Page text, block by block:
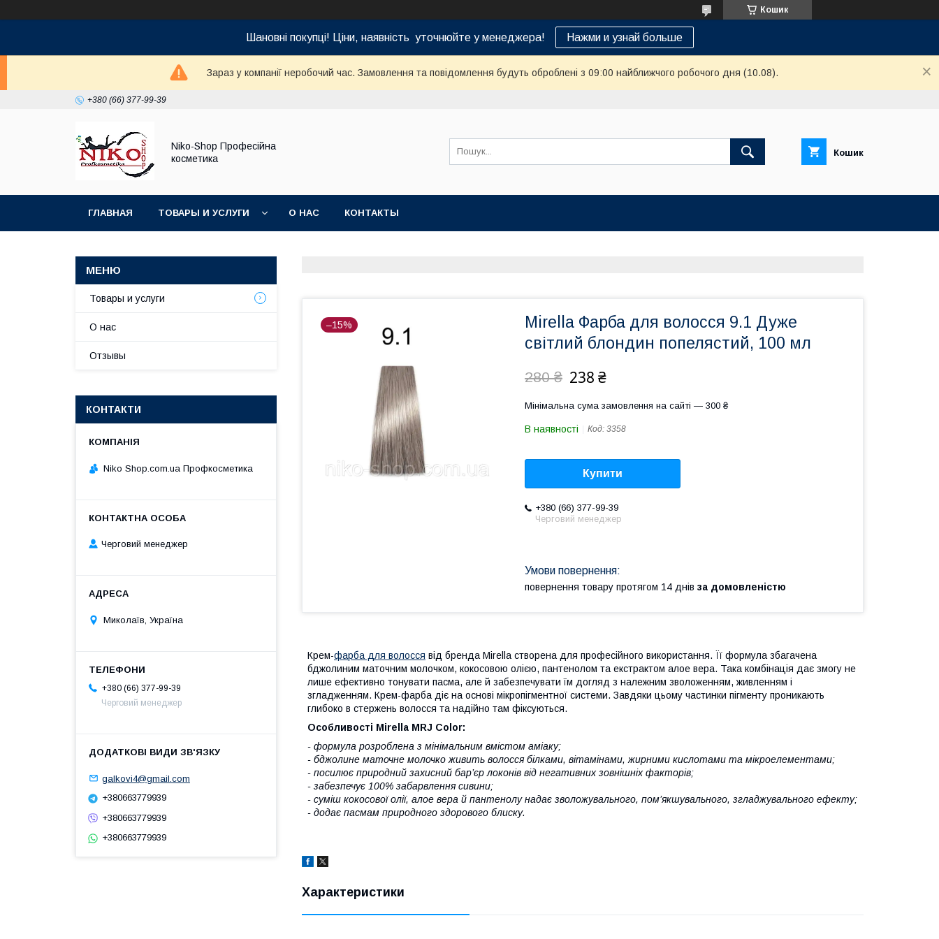
Кошик
Шановні покупці! Ціни, наявність уточнюйте у менеджера! Нажми и узнай больше
Зараз у компанії неробочий час. Замовлення та повідомлення будуть оброблені з 09:00 найближчого робочого дня (10.08).
+380 (66) 377-99-39
Niko-Shop Професійна
косметика
Кошик
ГЛАВНАЯ ТОВАРЫ И УСЛУГИ О НАС КОНТАКТЫ
–15%
Mirella Фарба для волосся 9.1 Дуже
світлий блондин попелястий, 100 мл
280 ₴ 238 ₴
Мінімальна сума замовлення на сайті — 300 ₴
В наявності Код: 3358
Купити
+380 (66) 377-99-39
Черговий менеджер
повернення товару протягом 14 днів за домовленістю
Крем-фарба для волосся від бренда Mirella створена для професійного використання. Її формула збагачена
бджолиним маточним молочком, кокосовою олією, пантенолом та екстрактом алое вера. Така комбінація дає змогу не
лише ефективно тонувати пасма, але й забезпечувати їм догляд з належним зволоженням, живленням і
згладженням. Крем-фарба діє на основі мікропігментної системи. Завдяки цьому частинки пігменту проникають
глибоко в стержень волосся та надійно там фіксуються.
Особливості Mirella MRJ Color:
- формула розроблена з мінімальним вмістом аміаку;
- бджолине маточне молочко живить волосся білками, вітамінами, жирними кислотами та мікроелементами;
- посилює природний захисний бар’єр локонів від негативних зовнішніх факторів;
- забезпечує 100% забарвлення сивини;
- суміш кокосової олії, алое вера й пантенолу надає зволожувального, пом’якшувального, згладжувального ефекту;
- додає пасмам природного здорового блиску.
Характеристики
Товары и услуги
О нас
Отзывы
КОНТАКТИ
Niko Shop.com.ua Профкосметика
Черговий менеджер
Миколаїв, Україна
+380 (66) 377-99-39
Черговий менеджер
galkovi4@gmail.com
+380663779939
+380663779939
+380663779939